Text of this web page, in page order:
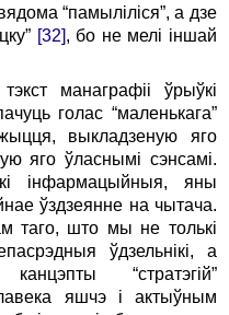
“памыліліся”, а дзе
[32], бо не мелі іншай
манаграфіі ўрыўкі
голас “маленькага”
выкладзеную яго
яго ўласнымі сэнсамі.
інфармацыйныя, яны
ўздзеянне на чытача.
таго, што мы не толькі
ўдзельнікі, а
“стратэгій”
яшчэ і актыўным